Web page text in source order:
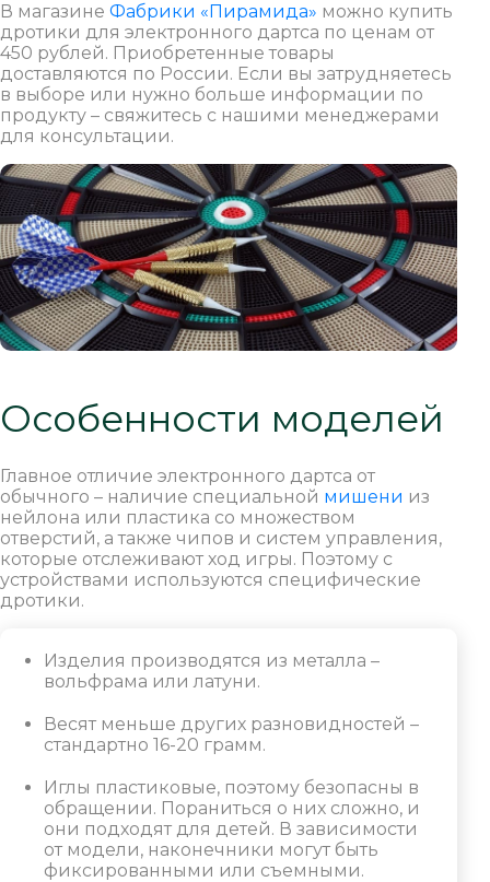
В магазине Фабрики «Пирамида» можно купить
дротики для электронного дартса по ценам от
450 рублей. Приобретенные товары
доставляются по России. Если вы затрудняетесь
в выборе или нужно больше информации по
продукту – свяжитесь с нашими менеджерами
для консультации.
Особенности моделей
Главное отличие электронного дартса от
обычного – наличие специальной мишени из
нейлона или пластика со множеством
отверстий, а также чипов и систем управления,
которые отслеживают ход игры. Поэтому с
устройствами используются специфические
дротики.
Изделия производятся из металла –
вольфрама или латуни.
Весят меньше других разновидностей –
стандартно 16-20 грамм.
Иглы пластиковые, поэтому безопасны в
обращении. Пораниться о них сложно, и
они подходят для детей. В зависимости
от модели, наконечники могут быть
фиксированными или съемными.